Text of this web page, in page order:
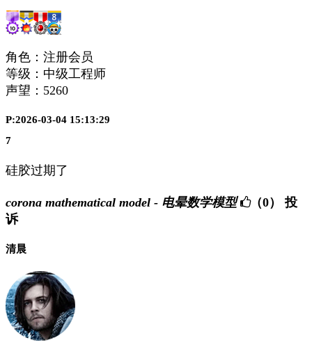
角色：注册会员
等级：中级工程师
声望： 5260
P:2026-03-04 15:13:29
7
硅胶过期了
corona mathematical model - 电晕数学模型 （0）
投
诉
清晨